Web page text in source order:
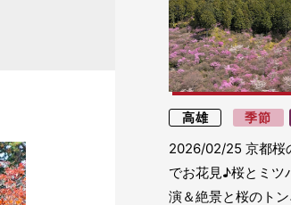
高雄 季節
2026/02/25 京都桜
でお花見♪桜とミツ
演＆絶景と桜のト